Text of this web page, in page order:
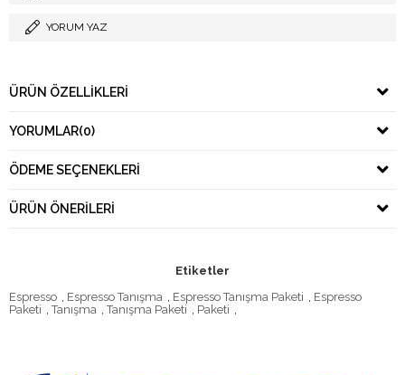
YORUM YAZ
ÜRÜN ÖZELLIKLERI
YORUMLAR(0)
ÖDEME SEÇENEKLERI
ÜRÜN ÖNERILERI
Etiketler
Espresso
Espresso Tanışma Espresso Tanışma Paketi
Espresso
Paketi
Tanışma Tanışma Paketi Paketi